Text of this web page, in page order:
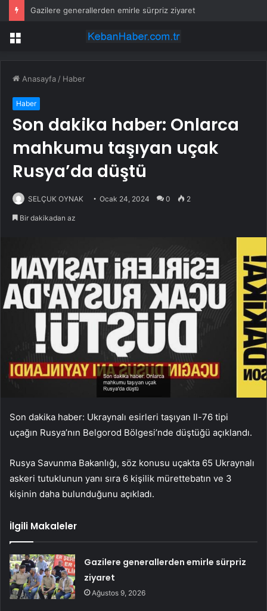
Gazilere generallerden emirle sürpriz ziyaret
Menü
Anasayfa / Haber
Haber
Son dakika haber: Onlarca
mahkumu taşıyan uçak
Rusya’da düştü
SELÇUK OYNAK Ocak 24, 2024 0 2
Bir dakikadan az
Son dakika haber: Ukraynalı esirleri taşıyan Il-76 tipi
uçağın Rusya’nın Belgorod Bölgesi’nde düştüğü açıklandı.
Rusya Savunma Bakanlığı, söz konusu uçakta 65 Ukraynalı
askeri tutuklunun yanı sıra 6 kişilik mürettebatın ve 3
kişinin daha bulunduğunu açıkladı.
İlgili Makaleler
Gazilere generallerden emirle sürpriz
ziyaret
Ağustos 9, 2026